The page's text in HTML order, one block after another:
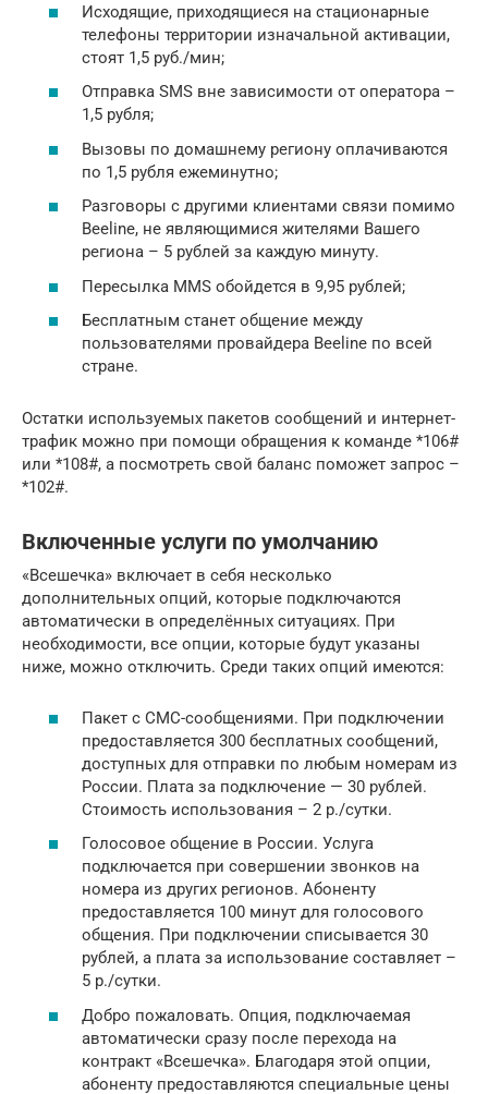
Исходящие, приходящиеся на стационарные
телефоны территории изначальной активации,
стоят 1,5 руб./мин;
Отправка SMS вне зависимости от оператора –
1,5 рубля;
Вызовы по домашнему региону оплачиваются
по 1,5 рубля ежеминутно;
Разговоры с другими клиентами связи помимо
Beeline, не являющимися жителями Вашего
региона – 5 рублей за каждую минуту.
Пересылка MMS обойдется в 9,95 рублей;
Бесплатным станет общение между
пользователями провайдера Beeline по всей
стране.
Остатки используемых пакетов сообщений и интернет-
трафик можно при помощи обращения к команде *106#
или *108#, а посмотреть свой баланс поможет запрос –
*102#.
Включенные услуги по умолчанию
«Всешечка» включает в себя несколько
дополнительных опций, которые подключаются
автоматически в определённых ситуациях. При
необходимости, все опции, которые будут указаны
ниже, можно отключить. Среди таких опций имеются:
Пакет с СМС-сообщениями. При подключении
предоставляется 300 бесплатных сообщений,
доступных для отправки по любым номерам из
России. Плата за подключение — 30 рублей.
Стоимость использования – 2 р./сутки.
Голосовое общение в России. Услуга
подключается при совершении звонков на
номера из других регионов. Абоненту
предоставляется 100 минут для голосового
общения. При подключении списывается 30
рублей, а плата за использование составляет –
5 р./сутки.
Добро пожаловать. Опция, подключаемая
автоматически сразу после перехода на
контракт «Всешечка». Благодаря этой опции,
абоненту предоставляются специальные цены